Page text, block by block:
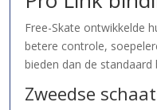
Free-Skate ontwikkelde
betere controle,
bieden dan de
Zweedse